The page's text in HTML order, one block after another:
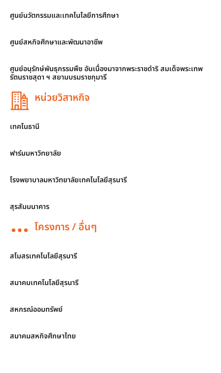
ศูนย์นวัตกรรมและเทคโนโลยีการศึกษา
ศูนย์สหกิจศึกษาและพัฒนาอาชีพ
ศูนย์อนุรักษ์พันธุกรรมพืช อันเนื่องมาจากพระราชดำริ สมเด็จพระเทพ
รัตนราชสุดา ฯ สยามบรมราชกุมารี
หน่วยวิสาหกิจ
เทคโนธานี
ฟาร์มมหาวิทยาลัย
โรงพยาบาลมหาวิทยาลัยเทคโนโลยีสุรนารี
สุรสัมมนาคาร
โครงการ / อื่นๆ
สโมสรเทคโนโลยีสุรนารี
สมาคมเทคโนโลยีสุรนารี
สหกรณ์ออมทรัพย์
สมาคมสหกิจศึกษาไทย